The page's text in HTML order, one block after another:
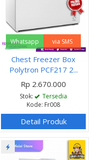
Whatsapp via SMS
Chest Freezer Box
Polytron PCF217 2...
Rp 2.670.000
Stok:
Tersedia
Kode: Fr008
Detail Produk